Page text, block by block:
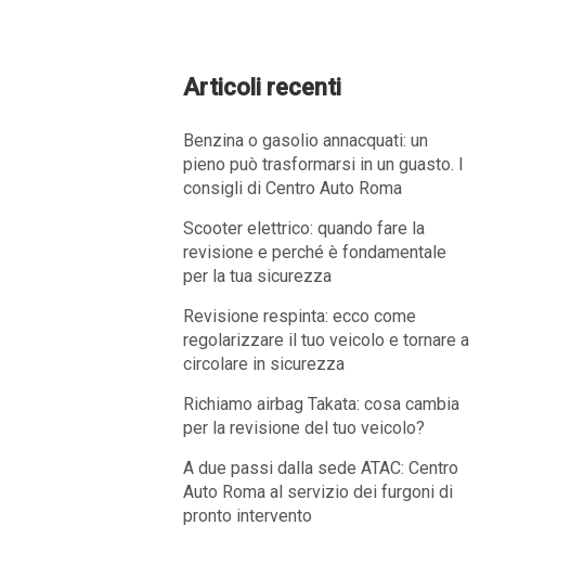
Articoli recenti
Benzina o gasolio annacquati: un
pieno può trasformarsi in un guasto. I
consigli di Centro Auto Roma
Scooter elettrico: quando fare la
revisione e perché è fondamentale
per la tua sicurezza
Revisione respinta: ecco come
regolarizzare il tuo veicolo e tornare a
circolare in sicurezza
Richiamo airbag Takata: cosa cambia
per la revisione del tuo veicolo?
A due passi dalla sede ATAC: Centro
Auto Roma al servizio dei furgoni di
pronto intervento